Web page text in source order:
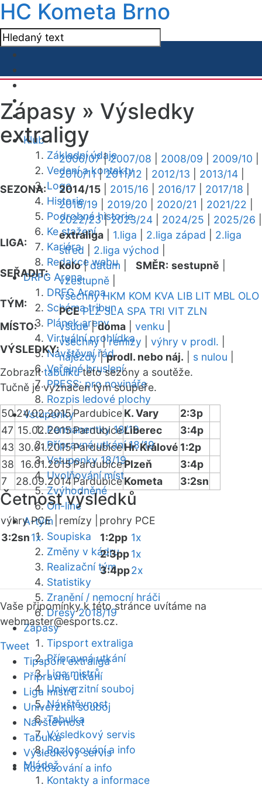
HC Kometa Brno
Klub
Základní údaje
Vedení a kontakty
Logo
Historie
Podrobná historie
Ke stažení
Kariéra
Redakce webu
DRFG Arena
DRFG Arena
Schéma tribun
Plánek areny
Virtuální prohlídka
Návštěvní řád
Veřejné bruslení
PRESS: pro novináře
Rozpis ledové plochy
Vstupenky
Permanentky 18/19
Přípravná utkání 18/19
Vstupenky 18/19
Uvolňování míst
Zvýhodněné
On-line
A-tým
Soupiska
Změny v kádru
Realizační tým
Statistiky
Zranění / nemocní hráči
Dresy 2018/19
Zápasy
Tipsport extraliga
Přípravná utkání
Liga mistrů
Univerzitní souboj
Návštěvnost
Tabulka
Výsledkový servis
Rozlosování a info
Mládež
Kontakty a informace
Zápasy » Výsledky
extraligy
SEZONA:
2006/07|2007/08 2008/09 2009/10
2010/11|2011/12 2012/13 2013/14
2014/15
2015/16 2016/17 2017/18
2018/19
2019/20 2020/21 2021/22
2022/23|2023/24 2024/25 2025/26
LIGA:
extraliga 1.liga 2.liga západ
2.liga
střed
2.liga východ
SEŘADIT:
kolo|datum SMĚR: sestupně
vzestupně
TÝM:
všechny HKM KOM KVA LIB LIT MBL OLO
PCE PLZ SLA SPA TRI VIT ZLN
MÍSTO:
všude|doma venku
VÝSLEDKY:
všechny|remízy výhry v prodl.
nájezdy|prodl. nebo náj. s nulou
Zobrazittabulkutéto sezóny a soutěže.
Tučně je vyznačen tým soupeře.
50 24.02.2015PardubiceK. Vary
2:3p
47 15.02.2015PardubiceLiberec
3:4p
43 30.01.2015PardubiceHr. Králové 1:2p
38
16.01.2015PardubicePlzeň
3:4p
7
28.09.2014PardubiceKometa 3:2sn
Četnost výsledků
výhry PCE | remízy |
prohry PCE
3:2sn1x 1:2pp 1x
2:3pp1x
3:4pp2x
Vaše připomínky k této stránce uvítáme na
webmaster@esports.cz.
Tweet
Tipsport extraliga
Přípravná utkání
Liga mistrů
Univerzitní souboj
Návštěvnost
Tabulka
Výsledkový servis
Rozlosování a info